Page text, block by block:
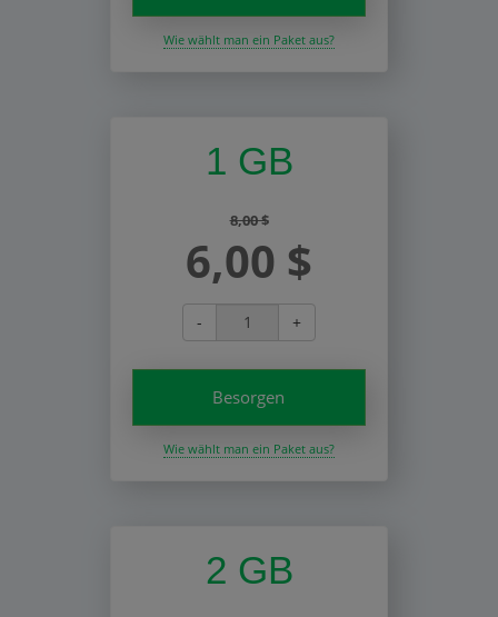
Wie wählt man ein Paket aus?
1 GB
8,00 $
6,00 $
- +
Besorgen
Wie wählt man ein Paket aus?
2 GB